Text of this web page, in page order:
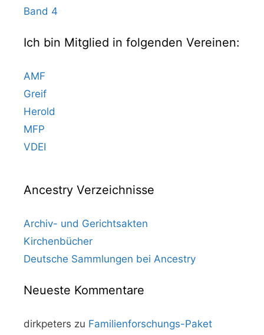
Band 4
Ich bin Mitglied in folgenden Vereinen:
AMF
Greif
Herold
MFP
VDEI
Ancestry Verzeichnisse
Archiv- und Gerichtsakten
Kirchenbücher
Deutsche Sammlungen bei Ancestry
Neueste Kommentare
dirkpeters zu Familienforschungs-Paket